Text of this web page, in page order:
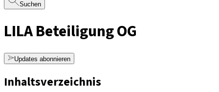
Suchen
LILA Beteiligung OG
Updates abonnieren
Inhaltsverzeichnis